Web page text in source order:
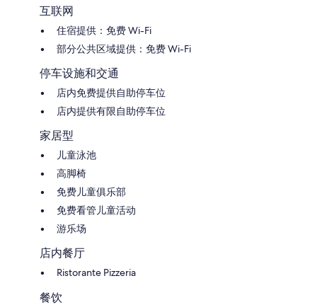
互联网
住宿提供：免费 Wi-Fi
部分公共区域提供：免费 Wi-Fi
停车设施和交通
店内免费提供自助停车位
店内提供有限自助停车位
家居型
儿童泳池
高脚椅
免费儿童俱乐部
免费看管儿童活动
游乐场
店内餐厅
Ristorante Pizzeria
餐饮